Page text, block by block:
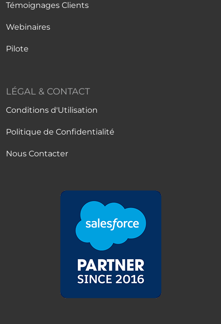
Témoignages Clients
Webinaires
Pilote
LÉGAL & CONTACT
Conditions d'Utilisation
Politique de Confidentialité
Nous Contacter